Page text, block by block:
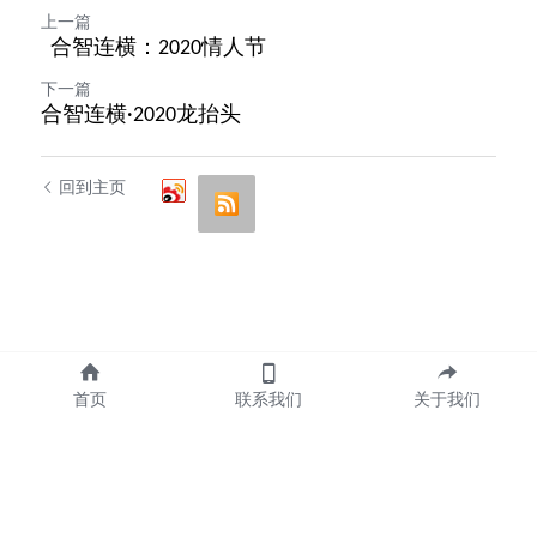
上一篇
合智连横：2020情人节
下一篇
合智连横·2020龙抬头
回到主页
首页 联系我们 关于我们